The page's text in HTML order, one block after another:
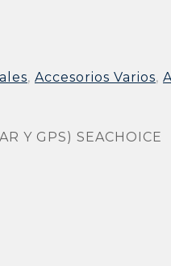
, Accesorios Varios,
Y GPS) SEACHOICE